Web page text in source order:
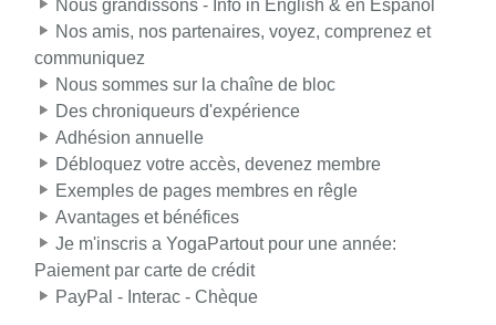
Nous grandissons - Info in English & en Español
Nos amis, nos partenaires, voyez, comprenez et
communiquez
Nous sommes sur la chaîne de bloc
Des chroniqueurs d'expérience
Adhésion annuelle
Débloquez votre accès, devenez membre
Exemples de pages membres en rêgle
Avantages et bénéfices
Je m'inscris a YogaPartout pour une année:
Paiement par carte de crédit
PayPal - Interac - Chèque